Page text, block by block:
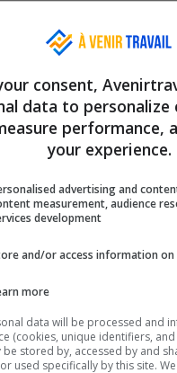
référence pour les
reconnu pour sa
et
Grâce à ses canaux
de segmenter les
ainsi la gestion de
échanges. Les outils de
interactions claires,
groupes de lecture, des
d’étude. Cette
améliore la visibilité
la coordination
consent,
data to personalize
performance,
your experience.
advertising and
measurement, audience
development
and/or access information on
more
data will be processed and
(cookies, unique identifiers,
be stored by, accessed by and
used specifically by this site.